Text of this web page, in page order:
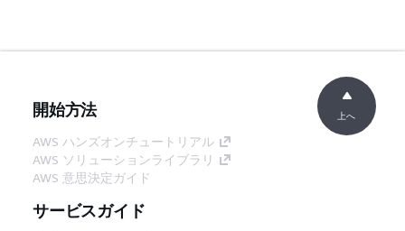
開始方法
AWS ハンズオンチュートリアル
AWS ソリューションライブラリ
AWS 意思決定ガイド
サービスガイド
上へ